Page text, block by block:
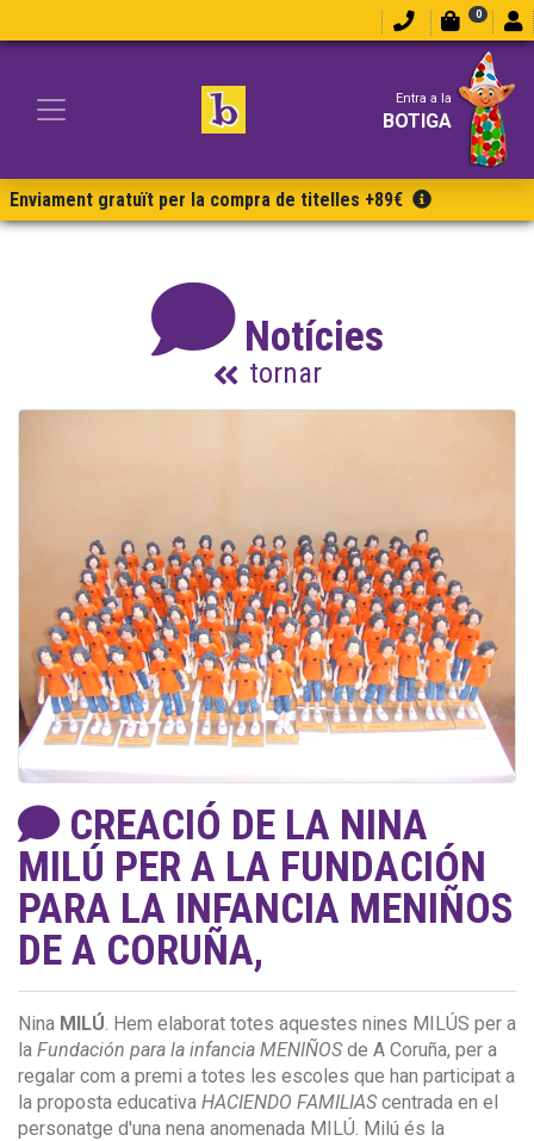
0
Entra a la
BOTIGA
Enviament gratuït per la compra de titelles +89€
Notícies
tornar
CREACIÓ DE LA NINA
MILÚ PER A LA FUNDACIÓN
PARA LA INFANCIA MENIÑOS
DE A CORUÑA,
Nina MILÚ. Hem elaborat totes aquestes nines MILÚS per a
la Fundación para la infancia MENIÑOS de A Coruña, per a
regalar com a premi a totes les escoles que han participat a
la proposta educativa HACIENDO FAMILIAS centrada en el
personatge d'una nena anomenada MILÚ. Milú és la